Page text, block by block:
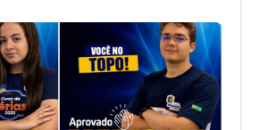
físicas e jurídicas nesse
desafiador em função da